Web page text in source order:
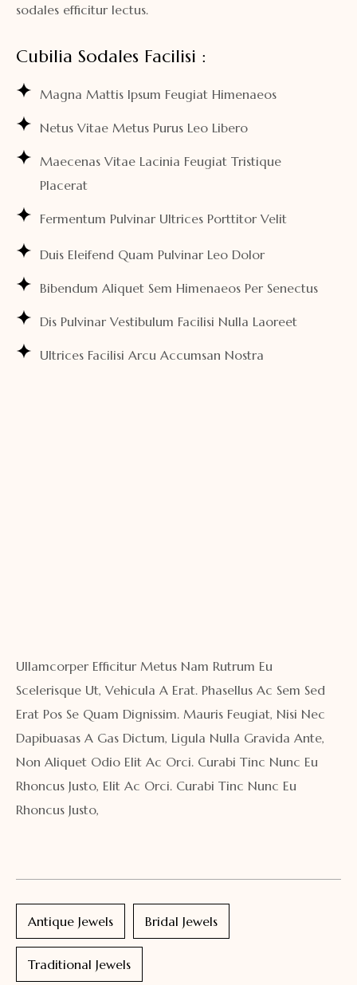
sodales efficitur lectus.
Cubilia Sodales Facilisi :
Magna Mattis Ipsum Feugiat Himenaeos
Netus Vitae Metus Purus Leo Libero
Maecenas Vitae Lacinia Feugiat Tristique
Placerat
Fermentum Pulvinar Ultrices Porttitor Velit
Duis Eleifend Quam Pulvinar Leo Dolor
Bibendum Aliquet Sem Himenaeos Per Senectus
Dis Pulvinar Vestibulum Facilisi Nulla Laoreet
Ultrices Facilisi Arcu Accumsan Nostra
Ullamcorper Efficitur Metus Nam Rutrum Eu
Scelerisque Ut, Vehicula A Erat. Phasellus Ac Sem Sed
Erat Pos Se Quam Dignissim. Mauris Feugiat, Nisi Nec
Dapibuasas A Gas Dictum, Ligula Nulla Gravida Ante,
Non Aliquet Odio Elit Ac Orci. Curabi Tinc Nunc Eu
Rhoncus Justo, Elit Ac Orci. Curabi Tinc Nunc Eu
Rhoncus Justo,
Antique Jewels Bridal Jewels
Traditional Jewels